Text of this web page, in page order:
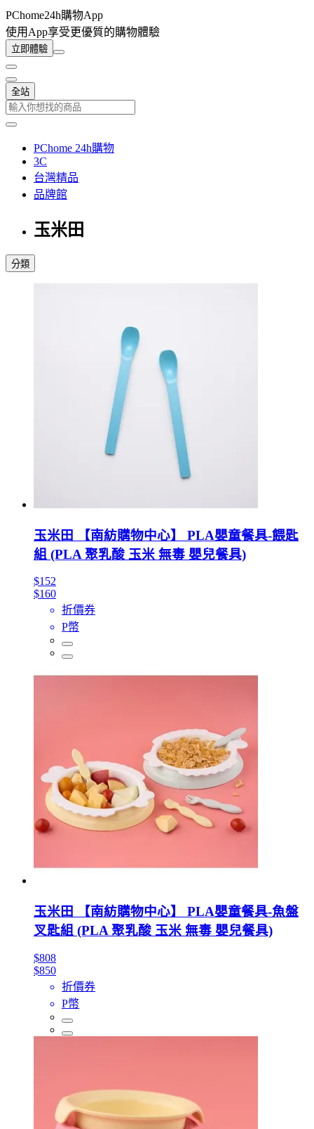
PChome24h購物App
使用App享受更優質的購物體驗
立即體驗
全站
PChome 24h購物
3C
台灣精品
品牌館
玉米田
分類
玉米田 【南紡購物中心】 PLA嬰童餐具-餵匙
組 (PLA 聚乳酸 玉米 無毒 嬰兒餐具)
$152
$160
折價券
P幣
玉米田 【南紡購物中心】 PLA嬰童餐具-魚盤
叉匙組 (PLA 聚乳酸 玉米 無毒 嬰兒餐具)
$808
$850
折價券
P幣